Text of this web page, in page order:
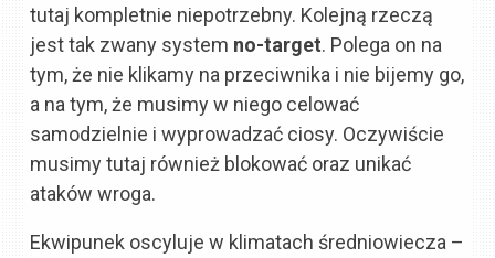
tutaj kompletnie niepotrzebny. Kolejną rzeczą
jest tak zwany system no-target. Polega on na
tym, że nie klikamy na przeciwnika i nie bijemy go,
a na tym, że musimy w niego celować
samodzielnie i wyprowadzać ciosy. Oczywiście
musimy tutaj również blokować oraz unikać
ataków wroga.
Ekwipunek oscyluje w klimatach średniowiecza –